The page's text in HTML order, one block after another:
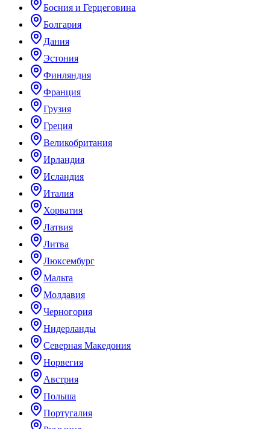
Босния и Герцеговина
Болгария
Дания
Эстония
Финляндия
Франция
Грузия
Греция
Великобритания
Ирландия
Исландия
Италия
Хорватия
Латвия
Литва
Люксембург
Мальта
Молдавия
Черногория
Нидерланды
Северная Македония
Норвегия
Австрия
Польша
Португалия